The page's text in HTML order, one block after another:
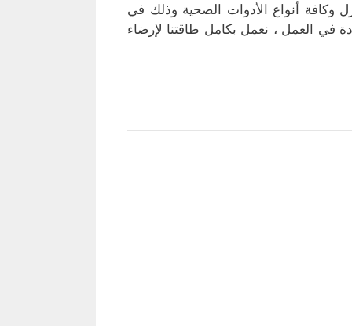
أنواع الأدوات الصحية وذلك في
في العمل ، نعمل بكامل طاقتنا لإرضاء